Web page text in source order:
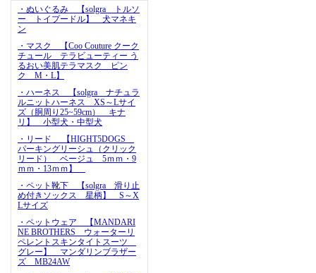
・ぬいぐるみ 【solgra トルソ
ー トイプードル】 犬マネキ
ン
・マスク 【Coo Couture クーク
チュール テラビューティー う
るおい美肌テラマスク ピン
ク M・L】
・ハーネス 【solgra ナチュラ
ルニットハーネス XS～Lサイ
ズ（胴周り25~59cm） キナ
リ】 小型犬・中型犬
・リード 【HIGHT5DOGS
パーキングリーシュ（クリック
リード） ベージュ 5ｍｍ・9
ｍｍ・13ｍｍ】
・ペット靴下 【solgra 滑り止
め付きソックス 星柄】 S～X
Lサイズ
・ペットウェア 【MANDARI
NE BROTHERS ウォーターリ
ペレントスキンタイトスーツ
グレー】 マンダリンブラザー
ズ MB24AW